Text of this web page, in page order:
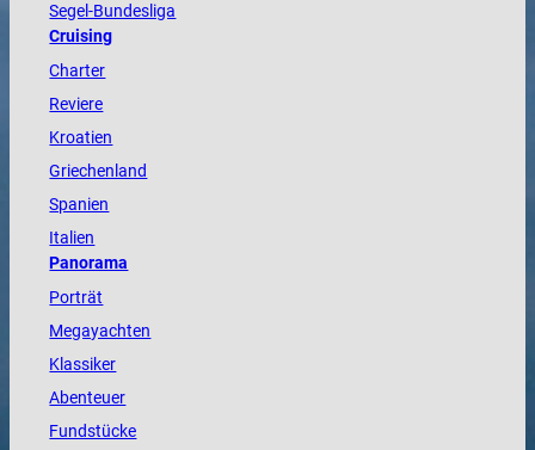
Segel-Bundesliga
Cruising
Charter
Reviere
Kroatien
Griechenland
Spanien
Italien
Panorama
Porträt
Megayachten
Klassiker
Abenteuer
Fundstücke